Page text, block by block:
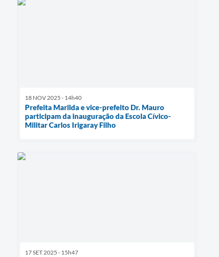
18 NOV 2025 - 14h40
Prefeita Marilda e vice-prefeito Dr. Mauro
participam da inauguração da Escola Cívico-
Militar Carlos Irigaray Filho
17 SET 2025 - 15h47